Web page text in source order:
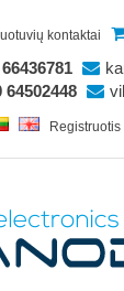
kontaktai
64502448
Registruotis